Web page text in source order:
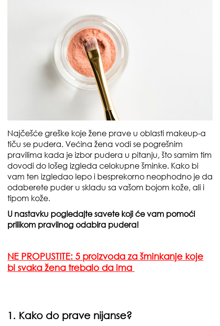
Najčešće greške koje žene prave u oblasti makeup-a
tiču se pudera. Većina žena vodi se pogrešnim
pravilima kada je izbor pudera u pitanju, što samim tim
dovodi do lošeg izgleda celokupne šminke. Kako bi
vam ten izgledao lepo i besprekorno neophodno je da
odaberete puder u skladu sa vašom bojom kože, ali i
tipom kože.
U nastavku pogledajte savete koji će vam pomoći
prilikom pravilnog odabira pudera!
NE PROPUSTITE: 5 proizvoda za šminkanje koje
bi svaka žena trebalo da ima
1. Kako do prave nijanse?